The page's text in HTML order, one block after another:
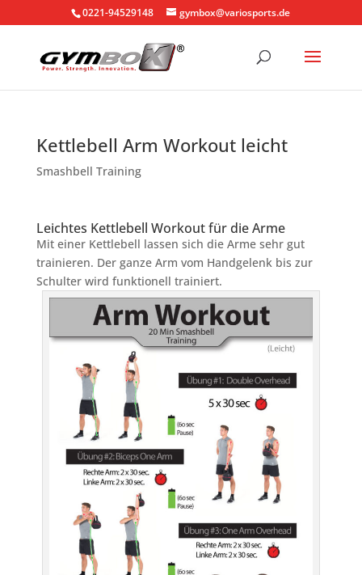
0221-94529148 gymbox@variosports.de
Kettlebell Arm Workout leicht
Smashbell Training
Leichtes Kettlebell Workout für die Arme
Mit einer Kettlebell lassen sich die Arme sehr gut
trainieren. Der ganze Arm vom Handgelenk bis zur
Schulter wird funktionell trainiert.